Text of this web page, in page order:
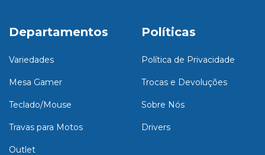
Departamentos
Variedades
Mesa Gamer
Teclado/Mouse
Travas para Motos
Outlet
Políticas
Política de Privacidade
Trocas e Devoluções
Sobre Nós
Drivers